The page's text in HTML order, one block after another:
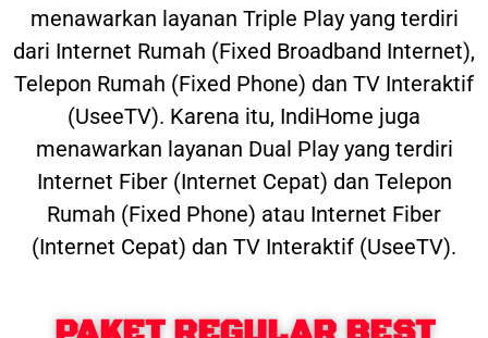
menawarkan layanan Triple Play yang terdiri
dari Internet Rumah (Fixed Broadband Internet),
Telepon Rumah (Fixed Phone) dan TV Interaktif
(UseeTV). Karena itu, IndiHome juga
menawarkan layanan Dual Play yang terdiri
Internet Fiber (Internet Cepat) dan Telepon
Rumah (Fixed Phone) atau Internet Fiber
(Internet Cepat) dan TV Interaktif (UseeTV).